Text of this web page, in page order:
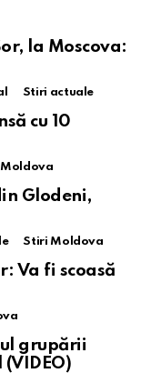
la Moscova:
Stiri actuale
cu 10
Glodeni,
Stiri Moldova
Va fi scoasă
grupării